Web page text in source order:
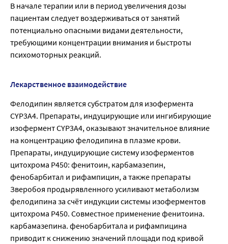
В начале терапии или в период увеличения дозы
пациентам следует воздерживаться от занятий
потенциально опасными видами деятельности,
требующими концентрации внимания и быстроты
психомоторных реакций.
Лекарственное взаимодействие
Фелодипин является субстратом для изофермента
CYP3A4. Препараты, индуцирующие или ингибирующие
изофермент CYP3A4, оказывают значительное влияние
на концентрацию фелодипина в плазме крови.
Препараты, индуцирующие систему изоферментов
цитохрома Р450: фенитоин, карбамазепин,
фенобарбитал и рифампицин, а также препараты
Зверобоя продырявленного усиливают метаболизм
фелодипина за счёт индукции системы изоферментов
цитохрома Р450. Совместное применение фенитоина.
карбамазепина. фенобарбитала и рифампицина
приводит к снижению значений площади под кривой